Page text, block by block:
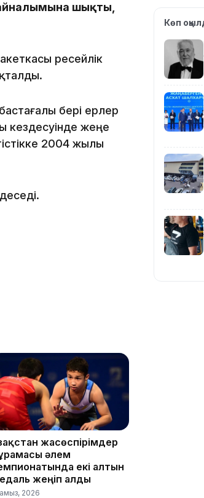
шықты,
ресейлік
бері ерлер
кездесуінде жеңе
2004 жылы
жасөспірімдер
әлем
екі алтын
жеңіп алды
2026
17:34
Көп